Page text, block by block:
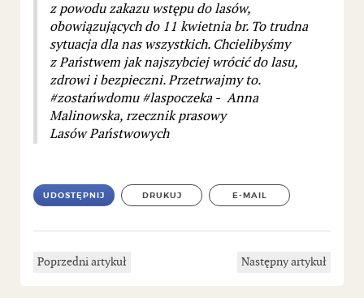
z powodu zakazu wstępu do lasów,
obowiązujących do 11 kwietnia br. To trudna
sytuacja dla nas wszystkich. Chcielibyśmy
z Państwem jak najszybciej wrócić do lasu,
zdrowi i bezpieczni. Przetrwajmy to.
#zostańwdomu #laspoczeka - Anna
Malinowska, rzecznik prasowy
Lasów Państwowych
UDOSTĘPNIJ DRUKUJ E-MAIL
Poprzedni artykuł Następny artykuł